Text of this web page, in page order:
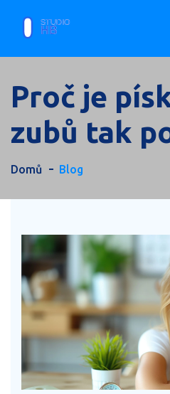
Proč je
zubů tak
Domů Blog